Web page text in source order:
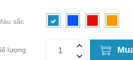
sắc
lượng